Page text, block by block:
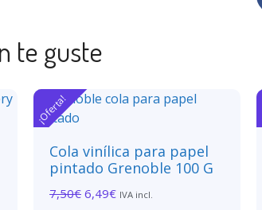
te guste
¡Oferta!
Cola vinílica para papel
pintado Grenoble 100 G
7,50€ 6,49€ IVA incl.